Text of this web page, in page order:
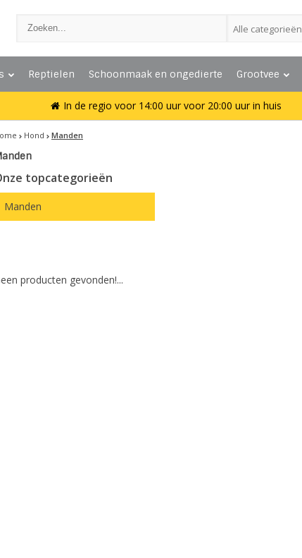
Alle categorieën
Reptielen Schoonmaak en ongedierte Grootvee
In de regio voor 14:00 uur voor 20:00 uur in huis
Hond Manden
topcategorieën
Manden
producten gevonden!...